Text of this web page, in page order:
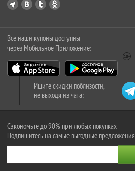
Все наши купоны доступны
через Мобильное Приложение:
Ищите скидки поблизости,
не выходя из чата:
Сэкономьте до 90% при любых покупках
Подпишитесь на самые выгодные предложения